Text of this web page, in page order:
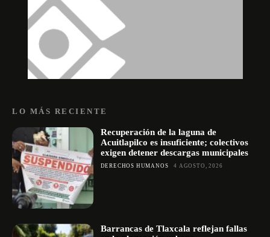
LO MÁS RECIENTE
Recuperación de la laguna de
Acuitlapilco es insuficiente; colectivos
exigen detener descargas municipales
DERECHOS HUMANOS 4 AGOSTO, 2026
Barrancas de Tlaxcala reflejan fallas